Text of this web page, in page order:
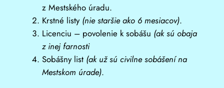
z Mestského úradu.
Krstné listy (nie staršie ako 6 mesiacov).
Licenciu – povolenie k sobášu (ak sú obaja
z inej farnosti
Sobášny list (ak už sú civilne sobášení na
Mestskom úrade).